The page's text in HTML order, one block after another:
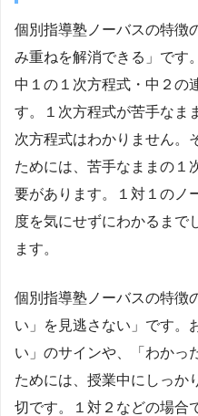
個別指導塾ノーバスの特徴
み重ねを解消できる」です
中１の１次方程式・中２の
す。１次方程式が苦手なま
次方程式はわかりません。
ためには、苦手なままの１
要があります。１対１のノ
度を気にせずにわかるまで
ます。
個別指導塾ノーバスの特徴
い」を見逃さない」です。
い」のサインや、「わかっ
ためには、授業中にしっか
切です。１対２などの場合